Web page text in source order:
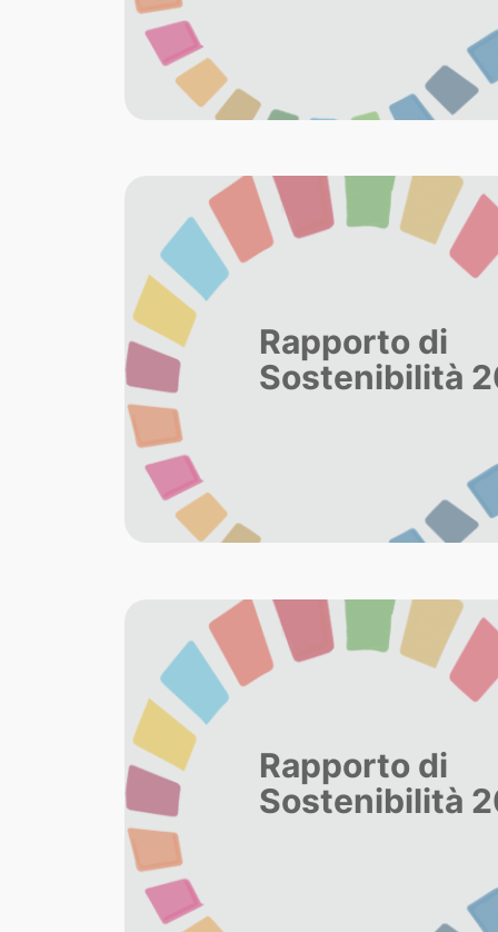
Rapporto di
Sostenibilità
Rapporto di
Sostenibilità